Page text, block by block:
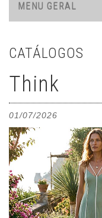
MENU GERAL
CATÁLOGOS
Think
01/07/2026